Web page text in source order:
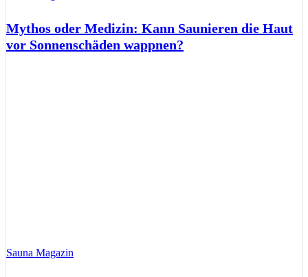
Mythos oder Medizin: Kann Saunieren die Haut
vor Sonnenschäden wappnen?
Sauna Magazin